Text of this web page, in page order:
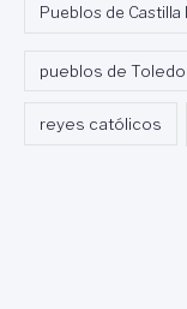
Pueblos de Castilla
pueblos de Toledo
reyes católicos